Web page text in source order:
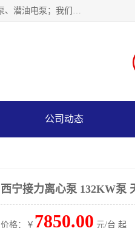
天津奥特泵业有限公司主要从事：不锈钢潜水泵、大流量潜水泵、高扬程潜水泵、矿用潜水泵、耐高温潜水泵、潜油电泵；我们以开发研制生产各种用途的水泵为主，历经十多年艰苦创业，已成为总资产达伍仟多万元，占地面积1万多平方米，年生产能力几百万（台）套，形成集设计研发、制造安装、技术服务于一体的现代规模型企业。
公司动态
西宁接力离心泵 132KW泵
价格：￥ 7850.00 元/台 起